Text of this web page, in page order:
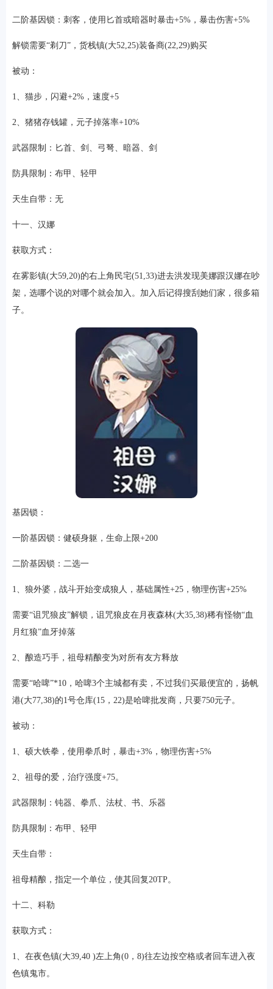
二阶基因锁：刺客，使用匕首或暗器时暴击+5%，暴击伤害+5%
解锁需要“剃刀”，货栈镇(大52,25)装备商(22,29)购买
被动：
1、猫步，闪避+2%，速度+5
2、猪猪存钱罐，元子掉落率+10%
武器限制：匕首、剑、弓弩、暗器、剑
防具限制：布甲、轻甲
天生自带：无
十一、汉娜
获取方式：
在雾影镇(大59,20)的右上角民宅(51,33)进去洪发现美娜跟汉娜在吵
架，选哪个说的对哪个就会加入。加入后记得搜刮她们家，很多箱
子。
基因锁：
一阶基因锁：健硕身躯，生命上限+200
二阶基因锁：二选一
1、狼外婆，战斗开始变成狼人，基础属性+25，物理伤害+25%
需要“诅咒狼皮”解锁，诅咒狼皮在月夜森林(大35,38)稀有怪物“血
月红狼”血牙掉落
2、酿造巧手，祖母精酿变为对所有友方释放
需要“哈啤”*10，哈啤3个主城都有卖，不过我们买最便宜的，扬帆
港(大77,38)的1号仓库(15，22)是哈啤批发商，只要750元子。
被动：
1、硕大铁拳，使用拳爪时，暴击+3%，物理伤害+5%
2、祖母的爱，治疗强度+75。
武器限制：钝器、拳爪、法杖、书、乐器
防具限制：布甲、轻甲
天生自带：
祖母精酿，指定一个单位，使其回复20TP。
十二、科勒
获取方式：
1、在夜色镇(大39,40 )左上角(0，8)往左边按空格或者回车进入夜
色镇鬼市。